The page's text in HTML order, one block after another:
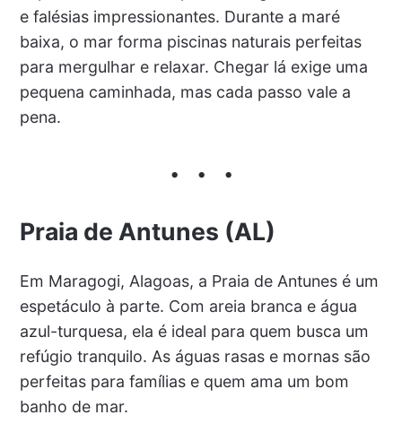
e falésias impressionantes. Durante a maré
baixa, o mar forma piscinas naturais perfeitas
para mergulhar e relaxar. Chegar lá exige uma
pequena caminhada, mas cada passo vale a
pena.
Praia de Antunes (AL)
Em Maragogi, Alagoas, a Praia de Antunes é um
espetáculo à parte. Com areia branca e água
azul-turquesa, ela é ideal para quem busca um
refúgio tranquilo. As águas rasas e mornas são
perfeitas para famílias e quem ama um bom
banho de mar.